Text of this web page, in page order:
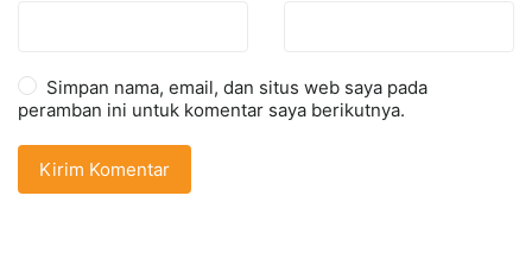
Simpan nama, email, dan situs web saya pada
peramban ini untuk komentar saya berikutnya.